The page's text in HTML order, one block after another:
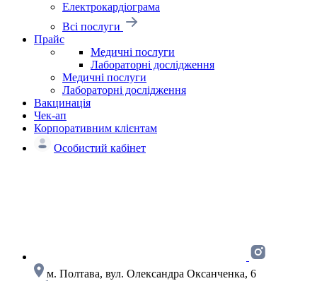
Електрокардіограма
Всі послуги
Прайс
Медичні послуги
Лабораторні дослідження
Медичні послуги
Лабораторні дослідження
Вакцинація
Чек-ап
Корпоративним клієнтам
Особистий кабінет
м. Полтава, вул. Олександра Оксанченка, 6